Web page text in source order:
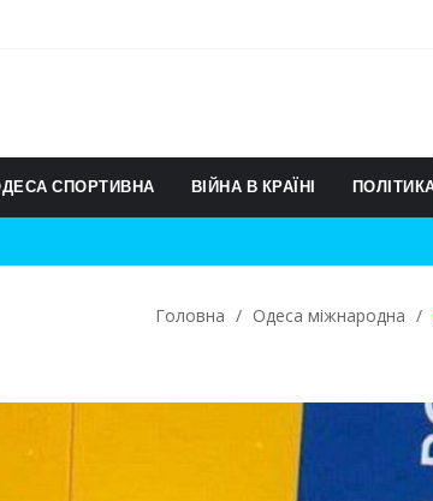
СПОРТИВНА ВІЙНА В КРАЇНІ
Головна / Одеса міжнародна /